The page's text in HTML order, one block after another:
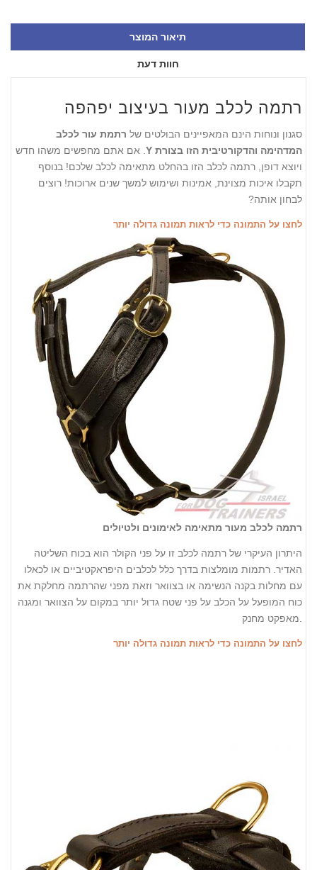
תיאור המוצר
חוות דעת
רתמה לכלב מעור בעיצוב יפהפה
סגנון ונוחות הינם המאפיינים הבולטים של רתמת עור לכלב
המדהימה והדקורטיבית הזו בצורת Y
. אם אתם מחפשים משהו חדש
ויוצא דופן, רתמה לכלב הזו בהחלט מתאימה לכלב שלכם! בנוסף
תקבלו איכות מצוינת, אמינות ושימוש למשך שנים ארוכות! רוצים
לבחון אותה?
לחצו על התמונה כדי לראות תמונה גדולה יותר
רתמה לכלב מעור מתאימה לאימונים ולטיולים
היתרון העיקרי של רתמה לכלב זו על פני הקולר הוא בכוח השליטה
האדיר. רתמות מומלצות בדרך כלל לכלבים היפראקטיביים או לכאלו
עם מחלות בקנה הנשימה או בצוואר וזאת מפני שהרתמה מחלקת את
כוח המופעל על הכלב על פני שטח גדול יותר במקום על הצוואר ומגנה
מאפקט מחנק.
לחצו על התמונה כדי לראות תמונה גדולה יותר